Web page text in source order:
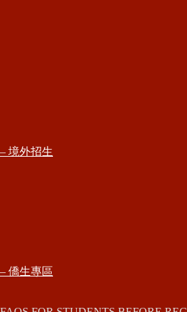
境外招生
僑生專區